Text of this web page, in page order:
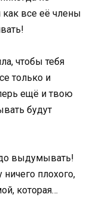
как все её члены
чтобы тебя
только и
ещё и твою
будут
выдумывать!
плохого,
которая…